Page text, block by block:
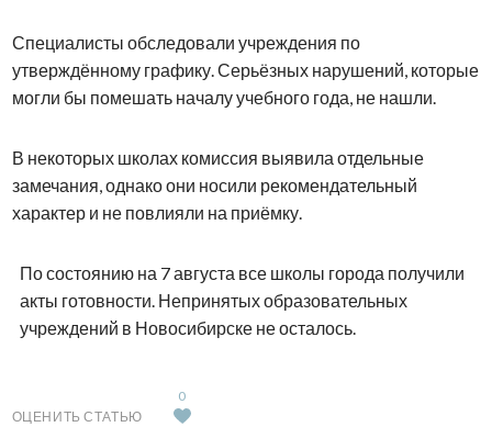
Специалисты обследовали учреждения по
утверждённому графику. Серьёзных нарушений, которые
могли бы помешать началу учебного года, не нашли.
В некоторых школах комиссия выявила отдельные
замечания, однако они носили рекомендательный
характер и не повлияли на приёмку.
По состоянию на 7 августа все школы города получили
акты готовности. Непринятых образовательных
учреждений в Новосибирске не осталось.
ОЦЕНИТЬ СТАТЬЮ
0